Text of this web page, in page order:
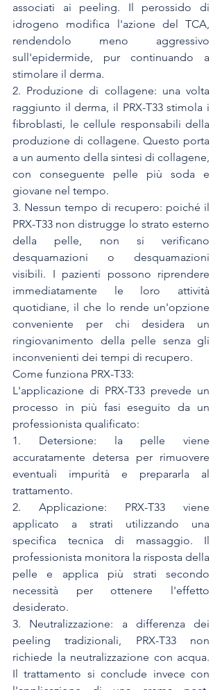
associati ai peeling. Il perossido di
idrogeno modifica l'azione del TCA,
rendendolo meno aggressivo
sull'epidermide, pur continuando a
stimolare il derma.
2. Produzione di collagene: una volta
raggiunto il derma, il PRX-T33 stimola i
fibroblasti, le cellule responsabili della
produzione di collagene. Questo porta
a un aumento della sintesi di collagene,
con conseguente pelle più soda e
giovane nel tempo.
3. Nessun tempo di recupero: poiché il
PRX-T33 non distrugge lo strato esterno
della pelle, non si verificano
desquamazioni o desquamazioni
visibili. I pazienti possono riprendere
immediatamente le loro attività
quotidiane, il che lo rende un'opzione
conveniente per chi desidera un
ringiovanimento della pelle senza gli
inconvenienti dei tempi di recupero.
Come funziona PRX-T33:
L'applicazione di PRX-T33 prevede un
processo in più fasi eseguito da un
professionista qualificato:
1. Detersione: la pelle viene
accuratamente detersa per rimuovere
eventuali impurità e prepararla al
trattamento.
2. Applicazione: PRX-T33 viene
applicato a strati utilizzando una
specifica tecnica di massaggio. Il
professionista monitora la risposta della
pelle e applica più strati secondo
necessità per ottenere l'effetto
desiderato.
3. Neutralizzazione: a differenza dei
peeling tradizionali, PRX-T33 non
richiede la neutralizzazione con acqua.
Il trattamento si conclude invece con